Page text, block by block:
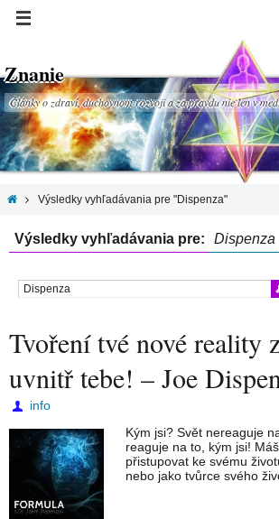
Znanie
Články o zdraví, duchovnom rozvoji a za pravdu nie len v
Výsledky vyhľadávania pre "Dispenza"
Výsledky vyhľadávania pre: Dispenza
Tvoření tvé nové reality
uvnitř tebe! – Joe
info
Kým jsi? Svět nereaguje
reaguje na to, kým jsi!
přistupovat ke svému
nebo jako tvůrce svého